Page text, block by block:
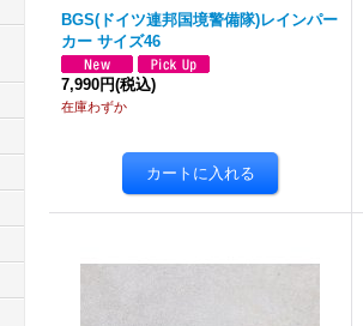
BGS(ドイツ連邦国境警備隊)レインパー
カー サイズ46
7,990円(税込)
在庫わずか